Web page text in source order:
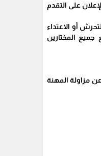
على التقدم
أو الاعتداء
المختارين
مزاولة المهنة